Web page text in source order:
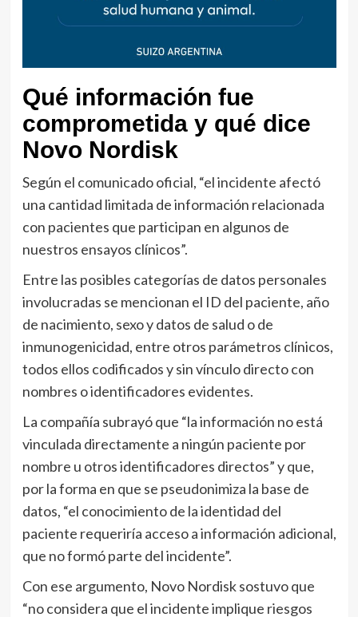
Qué información fue
comprometida y qué dice
Novo Nordisk
Según el comunicado oficial, “el incidente afectó
una cantidad limitada de información relacionada
con pacientes que participan en algunos de
nuestros ensayos clínicos”.
Entre las posibles categorías de datos personales
involucradas se mencionan el ID del paciente, año
de nacimiento, sexo y datos de salud o de
inmunogenicidad, entre otros parámetros clínicos,
todos ellos codificados y sin vínculo directo con
nombres o identificadores evidentes.
La compañía subrayó que “la información no está
vinculada directamente a ningún paciente por
nombre u otros identificadores directos” y que,
por la forma en que se pseudonimiza la base de
datos, “el conocimiento de la identidad del
paciente requeriría acceso a información adicional,
que no formó parte del incidente”.
Con ese argumento, Novo Nordisk sostuvo que
“no considera que el incidente implique riesgos